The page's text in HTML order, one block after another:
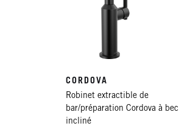
CORDOVA
Robinet extractible de
bar/préparation Cordova à bec
incliné